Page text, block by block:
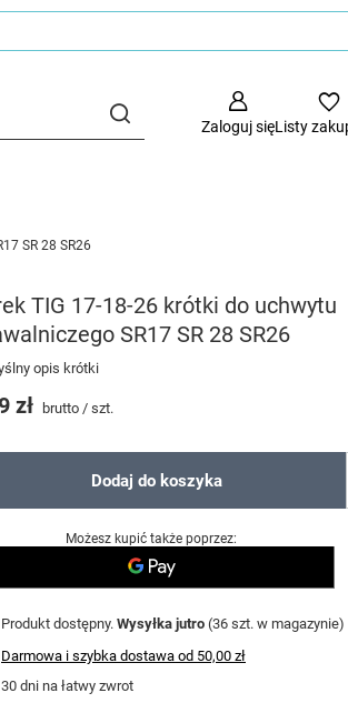
Zaloguj sięListy
SR 28 SR26
TIG 17-18-26 krótki do uchwytu
SR17 SR 28 SR26
opis krótki
zł brutto /szt.
Dodaj do koszyka
Możesz kupić także poprzez:
Produkt dostępny Wysyłkajutro(36 szt. w magazynie)
Darmowa i szybka dostawa od 50,00 zł
30 dni na łatwy zwrot